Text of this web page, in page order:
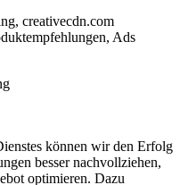
creativecdn.com
Ads
können wir den Erfolg
besser nachvollziehen,
optimieren. Dazu